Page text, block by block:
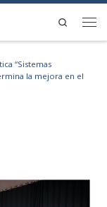
Search
“Sistemas
la mejora en el